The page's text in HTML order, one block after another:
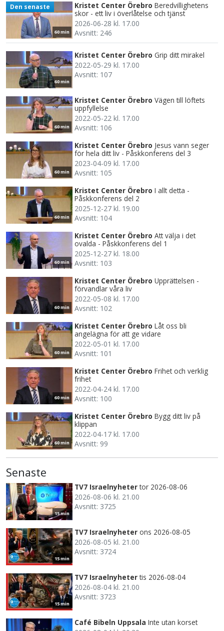
60 min
Den senaste Kristet Center Örebro Beredvillighetens
skor - ett liv i överlåtelse och tjänst
2026-06-28 kl. 17.00
Avsnitt: 246
60 min
Kristet Center Örebro Grip ditt mirakel
2022-05-29 kl. 17.00
Avsnitt: 107
60 min
Kristet Center Örebro Vägen till löftets
uppfyllelse
2022-05-22 kl. 17.00
Avsnitt: 106
60 min
Kristet Center Örebro Jesus vann seger
för hela ditt liv - Påskkonferens del 3
2023-04-09 kl. 17.00
Avsnitt: 105
60 min
Kristet Center Örebro I allt detta -
Påskkonferens del 2
2025-12-27 kl. 19.00
Avsnitt: 104
60 min
Kristet Center Örebro Att välja i det
ovalda - Påskkonferens del 1
2025-12-27 kl. 18.00
Avsnitt: 103
60 min
Kristet Center Örebro Upprättelsen -
förvandlar våra liv
2022-05-08 kl. 17.00
Avsnitt: 102
60 min
Kristet Center Örebro Låt oss bli
angelägna för att ge vidare
2022-05-01 kl. 17.00
Avsnitt: 101
60 min
Kristet Center Örebro Frihet och verklig
frihet
2022-04-24 kl. 17.00
Avsnitt: 100
60 min
Kristet Center Örebro Bygg ditt liv på
klippan
2022-04-17 kl. 17.00
Avsnitt: 99
Senaste
15 min
TV7 Israelnyheter tor 2026-08-06
2026-08-06 kl. 21.00
Avsnitt: 3725
15 min
TV7 Israelnyheter ons 2026-08-05
2026-08-05 kl. 21.00
Avsnitt: 3724
15 min
TV7 Israelnyheter tis 2026-08-04
2026-08-04 kl. 21.00
Avsnitt: 3723
Café Bibeln Uppsala Inte utan korset